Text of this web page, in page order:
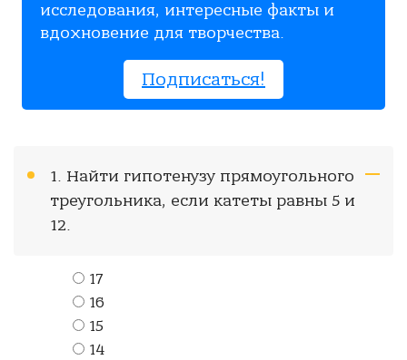
исследования, интересные факты и
вдохновение для творчества.
Подписаться!
1. Найти гипотенузу прямоугольного
треугольника, если катеты равны 5 и
12.
17
16
15
14